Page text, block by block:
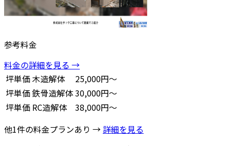
参考料金
料金の詳細を見る →
坪単価木造解体
25,000円～
坪単価鉄骨造解体30,000円～
坪単価 RC造解体
38,000円～
他1件の料金プランあり → 詳細を見る